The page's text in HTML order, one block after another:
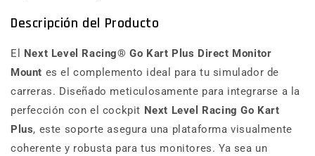
Descripción del Producto
El Next Level Racing® Go Kart Plus Direct Monitor
Mount es el complemento ideal para tu simulador de
carreras. Diseñado meticulosamente para integrarse a la
perfección con el cockpit Next Level Racing Go Kart
Plus, este soporte asegura una plataforma visualmente
coherente y robusta para tus monitores. Ya sea un